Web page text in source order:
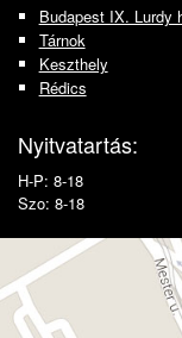
Budapest IX. Lurdy
Tárnok
Keszthely
Rédics
Nyitvatartás:
H-P: 8-18
Szo: 8-18